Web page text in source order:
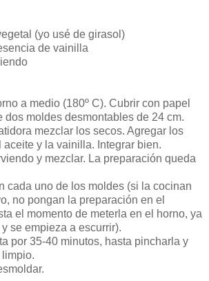
(yo usé de girasol)
de vainilla
a medio (180º C). Cubrir con papel
dos moldes desmontables de 24 cm.
mezclar los secos. Agregar los
aceite y la vainilla. Integrar bien.
y mezclar. La preparación queda
cada uno de los moldes (si la cocinan
no pongan la preparación en el
el momento de meterla en el horno, ya
se empieza a escurrir).
por 35-40 minutos, hasta pincharla y